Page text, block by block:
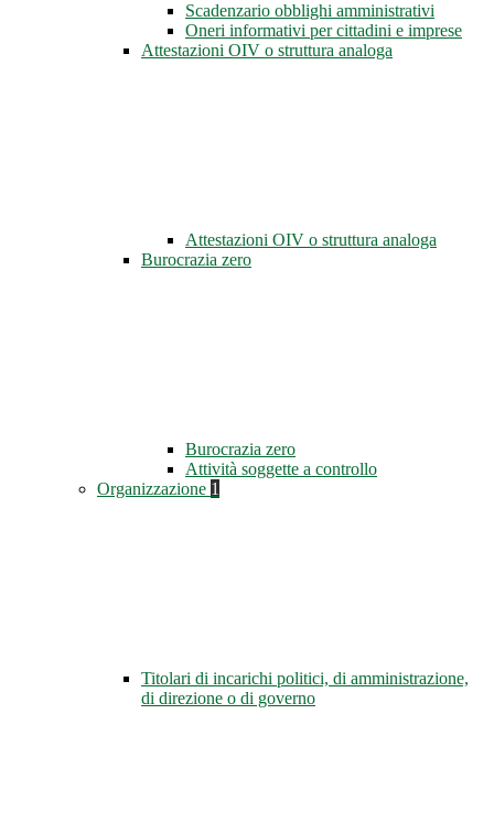
Scadenzario obblighi amministrativi
Oneri informativi per cittadini e imprese
Attestazioni OIV o struttura analoga
Attestazioni OIV o struttura analoga
Burocrazia zero
Burocrazia zero
Attività soggette a controllo
Organizzazione 1
Titolari di incarichi politici, di amministrazione,
di direzione o di governo